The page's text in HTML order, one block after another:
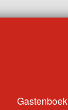
Gastenboek